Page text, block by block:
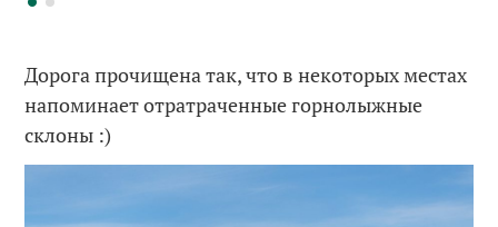
Дорога прочищена так, что в некоторых местах
напоминает отратраченные горнолыжные
склоны :)